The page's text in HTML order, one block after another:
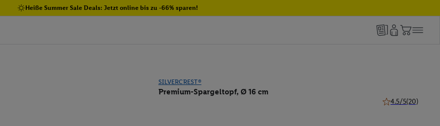
Heiße Summer Sale Deals: Jetzt online bis zu -66% sparen!
SILVERCREST®
Premium-Spargeltopf, Ø 16 cm
4.5/5(20)